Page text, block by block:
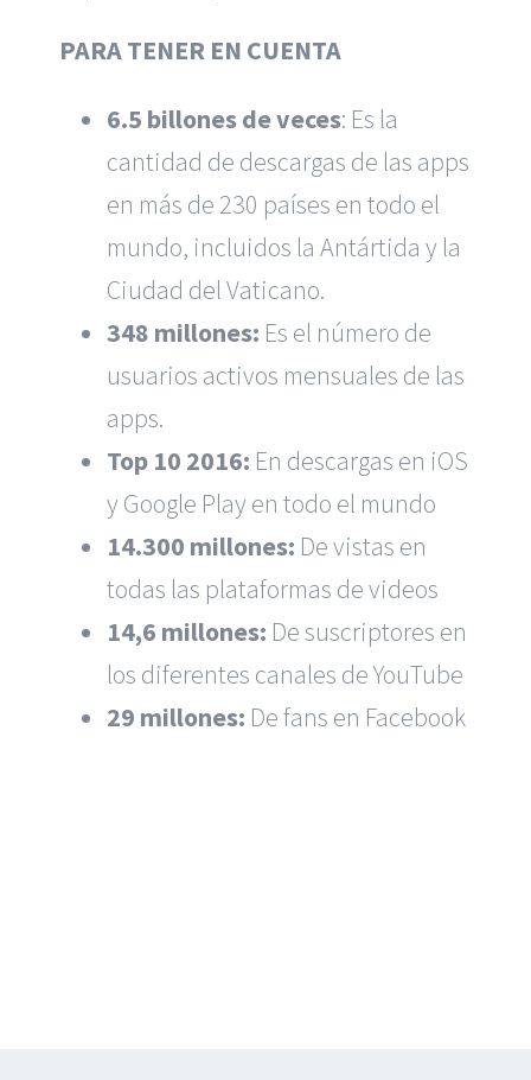
PARA TENER EN CUENTA
6.5 billonesde veces: Es la
cantidad de descargas de las apps
en más de 230 países en todo el
mundo, incluidos la Antártida y la
Ciudad del Vaticano.
348 millones: Es el número de
usuarios activos mensuales de las
apps.
Top 10 2016: En descargas en iOS
y Google Play en todo el mundo
14.300 millones: De vistas en
todas las plataformas de videos
14,6 millones: De suscriptores en
los diferentes canales de YouTube
29 millones: De fans en Facebook